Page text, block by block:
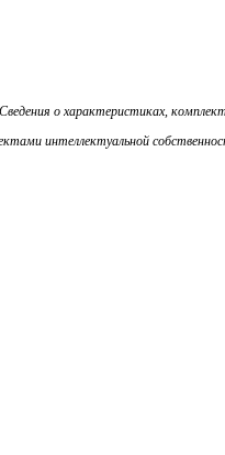
о характеристиках,
интеллектуальной